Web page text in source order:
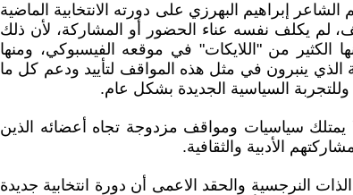
إبراهيم البهرزي على دورته الانتخابية الماضية
لم يكلف نفسه عناء الحضور أو المشاركة، لأن ذلك
الكثير من "اللايكات" في موقعه الفيسبوكي، ومنها
الذي ينبرون في مثل هذه المواقف لتأييد ودعم كل ما
السياسية الجديدة بشكل عام.
لا يمتلك سياسيات ومواقف مزدوجة تجاه أعضائه الذين
الأدبية والثقافية.
النرجسية والحقد الاعمى أن دورة انتخابية جديدة